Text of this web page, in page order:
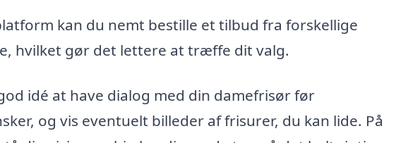
kan du nemt bestille et tilbud fra forskellige
hvilket gør det lettere at træffe dit valg.
idé at have dialog med din damefrisør før
og vis eventuelt billeder af frisurer, du kan lide. På